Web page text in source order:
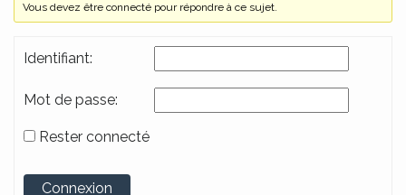
Vous devez être connecté pour répondre à ce sujet.
Identifiant:
Mot de passe:
Rester connecté
Alternative:
Connexion